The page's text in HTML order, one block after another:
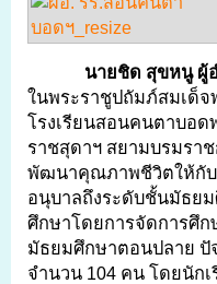
นายชิด สุขหนู ผู้อำ
ในพระราชูปถัมภ์สมเด็จ
โรงเรียนสอนคนตาบอ
ราชสุดาฯ สยามบรมรา
พัฒนาคุณภาพชีวิตให้กับ
อนุบาลถึงระดับชั้นมัธย
ศึกษาโดยการจัดการศึก
มัธยมศึกษาตอนปลาย ปั
จำนวน 104 คน โดยนัก